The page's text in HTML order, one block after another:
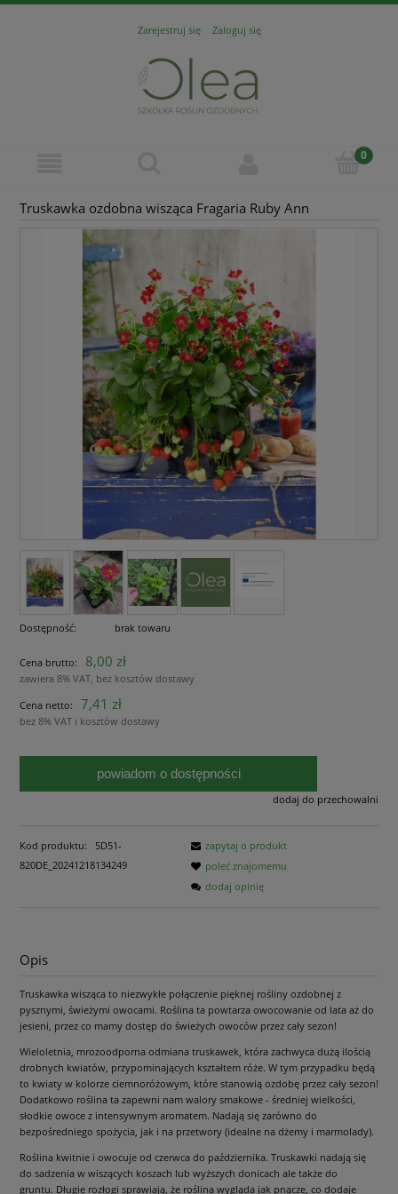
Zarejestruj się Zaloguj się
Truskawka ozdobna wisząca Fragaria Ruby Ann
Dostępność: brak towaru
Cena brutto: 8,00 zł
zawiera 8% VAT, bez kosztów dostawy
Cena netto:
7,41 zł
bez 8% VAT i kosztów dostawy
powiadom o dostępności
dodaj do przechowalni
Kod produktu:
5D51-
820DE_20241218134249
zapytaj o produkt
poleć znajomemu
dodaj opinię
Opis
Truskawka wisząca to niezwykłe połączenie pięknej rośliny ozdobnej z
pysznymi, świeżymi owocami. Roślina ta powtarza owocowanie od lata aż do
jesieni, przez co mamy dostęp do świeżych owoców przez cały sezon!
Wieloletnia, mrozoodporna odmiana truskawek, która zachwyca dużą ilością
drobnych kwiatów, przypominających kształtem róże. W tym przypadku będą
to kwiaty w kolorze ciemnoróżowym, które stanowią ozdobę przez cały sezon!
Dodatkowo roślina ta zapewni nam walory smakowe - średniej wielkości,
słodkie owoce z intensywnym aromatem. Nadają się zarówno do
bezpośredniego spożycia, jak i na przetwory (idealne na dżemy i marmolady).
Roślina kwitnie i owocuje od czerwca do października. Truskawki nadają się
do sadzenia w wiszących koszach lub wyższych donicach ale także do
gruntu. Długie rozłogi sprawiają, że roślina wygląda jak pnącze, co dodaje